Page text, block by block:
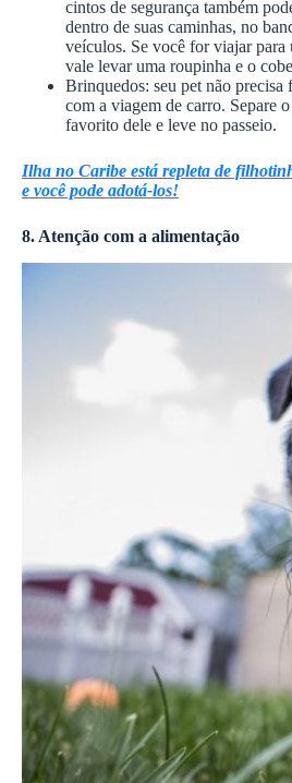
cintos de segurança também
dentro de suas caminhas, no
veículos. Se você for viajar para
vale levar uma roupinha e o
Brinquedos: seu pet não precisa
com a viagem de carro. Separe
favorito dele e leve no passeio.
Ilha no Caribe está repleta de
e você pode adotá-los!
8. Atenção com a alimentação